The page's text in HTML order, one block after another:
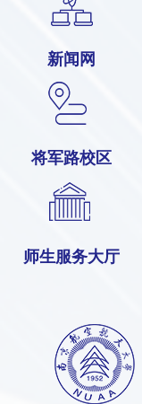
新闻网
将军路校区
师生服务大厅